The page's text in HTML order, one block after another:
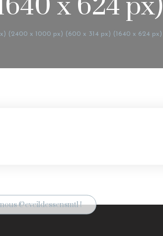
x 624 px)
(2400 x 1000 px) (600 x 314 px) (1640 x 624 px)
@eveildessensmtl !